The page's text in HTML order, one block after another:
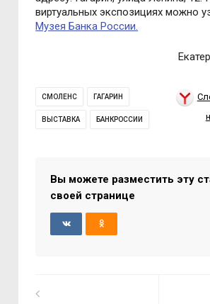
виртуальных экспозициях можно
Музея Банка России.
СМОЛЕНС ГАГАРИН
ВЫСТАВКА БАНКРОССИИ
Вы можете разместить эту
своей странице